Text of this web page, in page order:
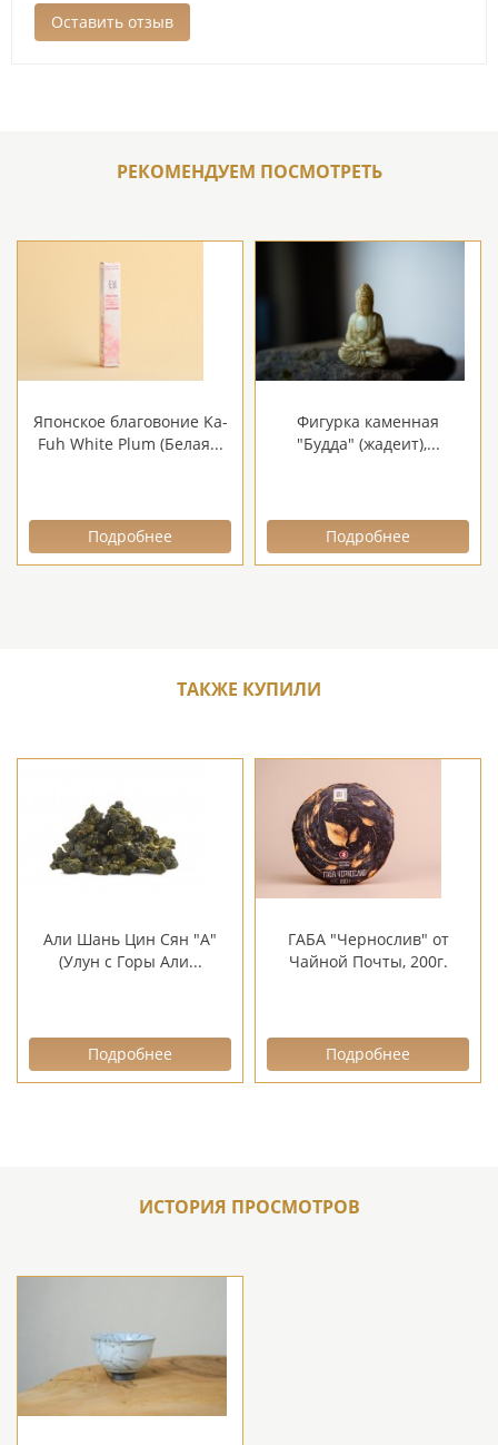
РЕКОМЕНДУЕМ ПОСМОТРЕТЬ
Японское благовоние Ka-
Fuh White Plum (Белая...
Подробнее
Фигурка каменная
"Будда" (жадеит),...
Подробнее
ТАКЖЕ КУПИЛИ
Али Шань Цин Сян "А"
(Улун с Горы Али...
Подробнее
ГАБА "Чернослив" от
Чайной Почты, 200г.
Подробнее
ИСТОРИЯ ПРОСМОТРОВ